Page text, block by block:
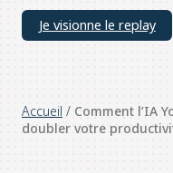
Je visionne le replay
Accueil / Comment l’IA
doubler votre